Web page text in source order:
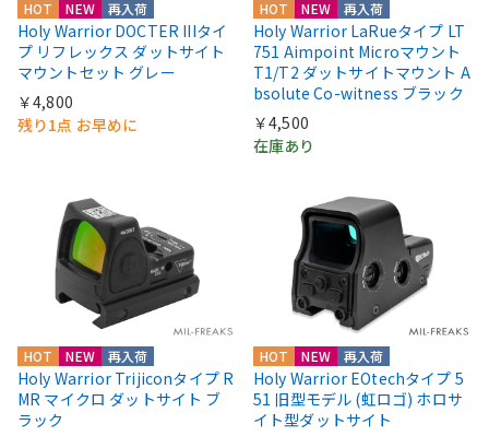
HOT NEW 再入荷
Holy Warrior DOCTER IIIタイ
プ リフレックス ダットサイト
マウントセット グレー
￥4,800
残り1点 お早めに
HOT NEW 再入荷
Holy Warrior LaRueタイプ LT
751 Aimpoint Microマウント
T1/T2 ダットサイトマウント A
bsolute Co-witness ブラック
￥4,500
在庫あり
HOT NEW 再入荷
Holy Warrior Trijiconタイプ R
MR マイクロ ダットサイト ブ
ラック
HOT NEW 再入荷
Holy Warrior EOtechタイプ 5
51 旧型モデル (虹ロゴ) ホロサ
イト型ダットサイト